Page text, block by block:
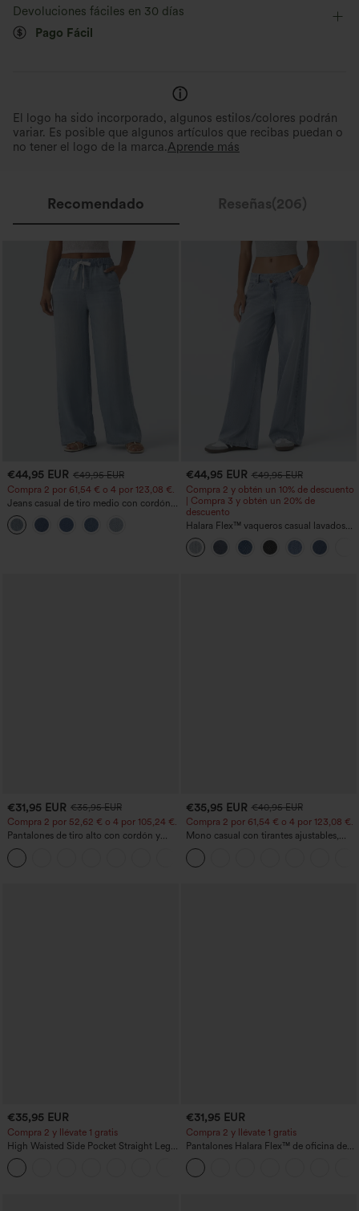
Ultra ligero Secado rápido
Sujetador integrado Bolsillo lateral
Asimétrico
Devoluciones fáciles en 30 días
Pago Fácil
El logo ha sido incorporado, algunos estilos/colores podrán
variar. Es posible que algunos artículos que recibas puedan o
no tener el logo de la marca.Aprende más
Recomendado Reseñas(206)
€44,95 EUR €49,95 EUR
Compra 2 por 61,54 € o 4 por 123,08 €.
Jeans casual de tiro medio con cordón y
bolsillos
€44,95 EUR €49,95 EUR
Compra 2 y obtén un 10% de descuento
| Compra 3 y obtén un 20% de
descuento
Halara Flex™ vaqueros casual lavados
asimétricos de tiro bajo con bolsillos
con cremallera, corte baggy y pierna
ancha
€31,95 EUR €35,95 EUR
Compra 2 por 52,62 € o 4 por 105,24 €.
Pantalones de tiro alto con cordón y
bolsillos, pernera ancha, holgados y de
estilo casual con tacto de lino.
€35,95 EUR €40,95 EUR
Compra 2 por 61,54 € o 4 por 123,08 €.
Mono casual con tirantes ajustables,
fruncidos, pierna ancha, tejido jaspeado
y bolsillos - Easy Peezy
€35,95 EUR
Compra 2 y llévate 1 gratis
High Waisted Side Pocket Straight Leg
Work Pants
€31,95 EUR
Compra 2 y llévate 1 gratis
Pantalones Halara Flex™ de oficina de
tiro alto ligeramente acampanados con
bolsillos